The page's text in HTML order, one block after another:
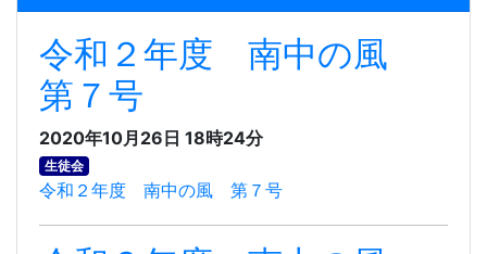
令和２年度 南中の風
第７号
2020年10月26日 18時24分
生徒会
令和２年度 南中の風 第７号